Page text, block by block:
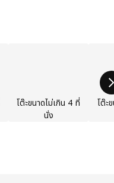
โต๊ะขนาดไม่เกิน 4 ที่
นั่ง
โต๊ะ